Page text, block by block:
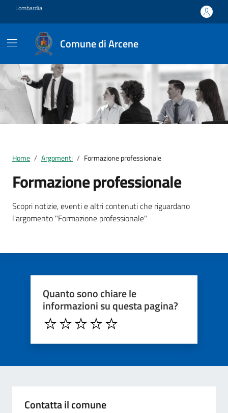
Vai ai contenuti
Vai al footer
Lombardia
Comune di Arcene
Home Argomenti Formazione professionale
Formazione professionale
Dettagli della notizia
Scopri notizie, eventi e altri contenuti che riguardano
l'argomento "Formazione professionale"
Quanto sono chiare le
informazioni su questa pagina?
Contatta il comune